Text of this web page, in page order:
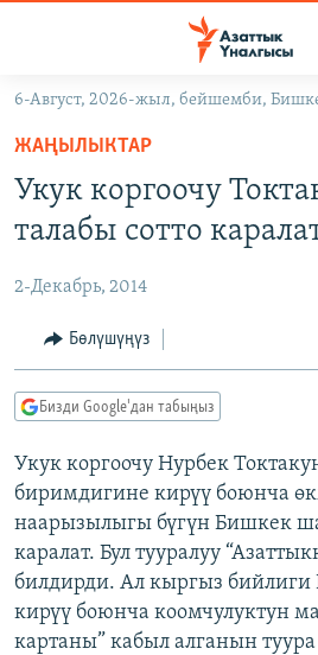
Навигацияга
өтүңүз
Издөөгө
салыңызКЫРГЫЗСТАН
ЭКОНОМИКА
МАДАНИЯТ
ДҮЙНӨ
БОРБОР АЗИЯ
АТАЙЫН ИЛИКТӨӨ
ТВ ПРОГРАММАЛАР
ЭКСПЕРТТЕР ТАЛДАЙТ
БИЗ ЖАНА ДҮЙНӨ
ДАНИСТЕ
ЭЖЕ-СИҢДИЛЕР
АЗАТТЫК+
ЫҢГАЙСЫЗ СУРООЛОР
ӨЗГӨЧӨ ПИКИР
Русский
ОНЛАЙН ШЕРИНЕ
6-Август, 2026-жыл, бейшемби,
ЖАҢЫЛЫКТАР
Укук коргоочу
талабы сотто
2-Декабрь, 2014
Бөлүшүңүз
Бизди Google'дан табыңыз
Укук коргоочу Нурбек
биримдигине кирүү боюнча
наарызылыгы бүгүн Бишкек
каралат. Бул тууралуу
билдирди. Ал кыргыз
кирүү боюнча коомчулуктун
картаны” кабыл алганын туура